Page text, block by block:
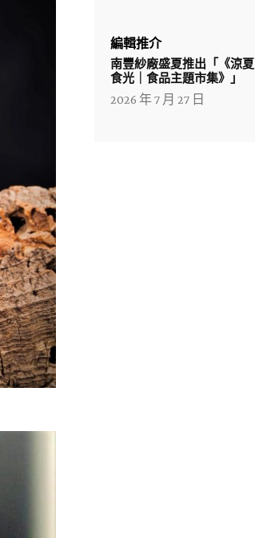
編輯推介
南豐紗廠盛夏推出「《涼夏
食光｜食品主題市集》」
2026 年 7 月 27 日